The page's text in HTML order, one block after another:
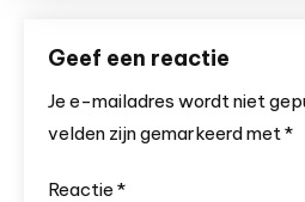
Geef een reactie
Je e-mailadres wordt niet
velden zijn gemarkeerd met *
Reactie *